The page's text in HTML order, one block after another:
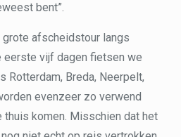
bent”.
grote afscheidstour langs
eerste vijf dagen fietsen we
Rotterdam, Breda, Neerpelt,
evenzeer zo verwend
thuis komen. Misschien dat het